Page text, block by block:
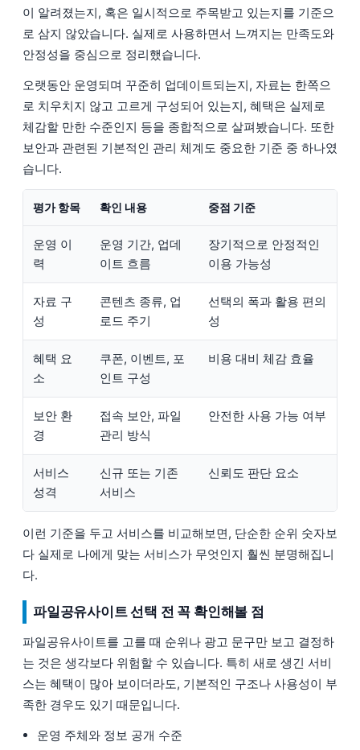
이 알려졌는지, 혹은 일시적으로 주목받고 있는지를 기준으
로 삼지 않았습니다. 실제로 사용하면서 느껴지는 만족도와
안정성을 중심으로 정리했습니다.
오랫동안 운영되며 꾸준히 업데이트되는지, 자료는 한쪽으
로 치우치지 않고 고르게 구성되어 있는지, 혜택은 실제로
체감할 만한 수준인지 등을 종합적으로 살펴봤습니다. 또한
보안과 관련된 기본적인 관리 체계도 중요한 기준 중 하나였
습니다.
평가 항목 확인 내용 중점 기준
운영 이
력
운영 기간, 업데
이트 흐름
장기적으로 안정적인
이용 가능성
자료 구
성
콘텐츠 종류, 업
로드 주기
선택의 폭과 활용 편의
성
혜택 요
소
쿠폰, 이벤트, 포
인트 구성
비용 대비 체감 효율
보안 환
경
접속 보안, 파일
관리 방식
안전한 사용 가능 여부
서비스
성격
신규 또는 기존
서비스
신뢰도 판단 요소
이런 기준을 두고 서비스를 비교해보면, 단순한 순위 숫자보
다 실제로 나에게 맞는 서비스가 무엇인지 훨씬 분명해집니
다.
파일공유사이트 선택 전 꼭 확인해볼 점
파일공유사이트를 고를 때 순위나 광고 문구만 보고 결정하
는 것은 생각보다 위험할 수 있습니다. 특히 새로 생긴 서비
스는 혜택이 많아 보이더라도, 기본적인 구조나 사용성이 부
족한 경우도 있기 때문입니다.
운영 주체와 정보 공개 수준